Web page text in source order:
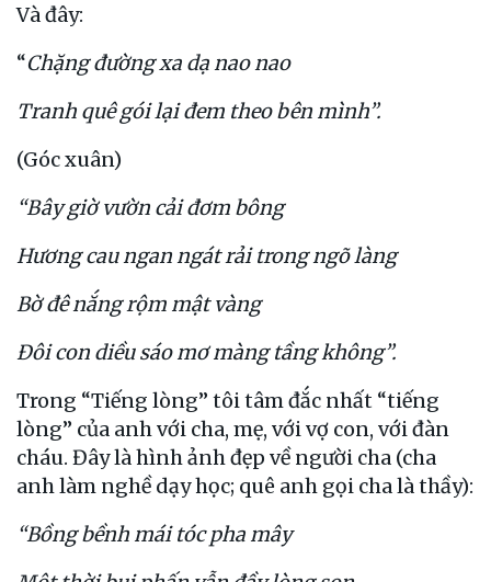
Và đây:
“Chặng đường xa dạ nao nao
Tranh quê gói lại đem theo bên mình”.
(Góc xuân)
“Bây giờ vườn cải đơm bông
Hương cau ngan ngát rải trong ngõ làng
Bờ đê nắng rộm mật vàng
Đôi con diều sáo mơ màng tầng không”.
Trong “Tiếng lòng” tôi tâm đắc nhất “tiếng
lòng” của anh với cha, mẹ, với vợ con, với đàn
cháu. Đây là hình ảnh đẹp về người cha (cha
anh làm nghề dạy học; quê anh gọi cha là thầy):
“Bồng bềnh mái tóc pha mây